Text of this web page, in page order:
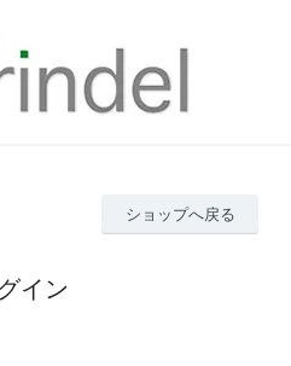
ショップへ戻る
イン